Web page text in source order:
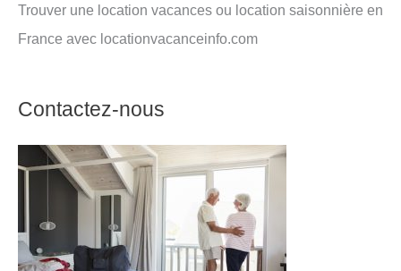
Trouver une location vacances ou location saisonnière en
France avec locationvacanceinfo.com
Contactez-nous